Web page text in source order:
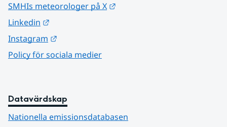
SMHIs meteorologer på X
Linkedin
Instagram
Policy för sociala medier
Datavärdskap
Nationella emissionsdatabasen